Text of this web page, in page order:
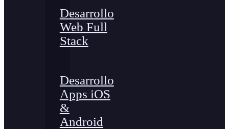
Desarrollo
Web Full
Stack
Desarrollo
Apps iOS
&
Android